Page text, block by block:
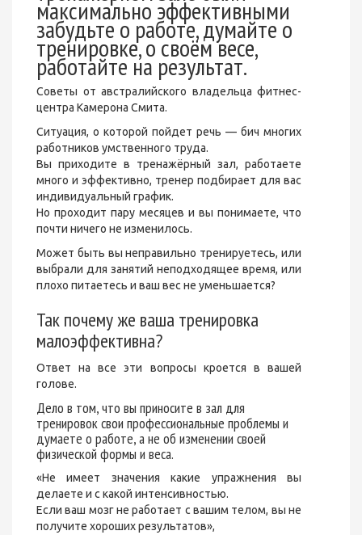
максимально эффективными
забудьте о работе, думайте о
тренировке, о своём весе,
работайте на результат.
Советы от австралийского владельца фитнес-
центра Камерона Смита.
Ситуация, о которой пойдет речь — бич многих
работников умственного труда.
Вы приходите в тренажёрный зал, работаете
много и эффективно, тренер подбирает для вас
индивидуальный график.
Но проходит пару месяцев и вы понимаете, что
почти ничего не изменилось.
Может быть вы неправильно тренируетесь, или
выбрали для занятий неподходящее время, или
плохо питаетесь и ваш вес не уменьшается?
Так почему же ваша тренировка
малоэффективна?
Ответ на все эти вопросы кроется в вашей
голове.
Дело в том, что вы приносите в зал для
тренировок свои профессиональные проблемы и
думаете о работе, а не об изменении своей
физической формы и веса.
«Не имеет значения какие упражнения вы
делаете и с какой интенсивностью.
Если ваш мозг не работает с вашим телом, вы не
получите хороших результатов»,